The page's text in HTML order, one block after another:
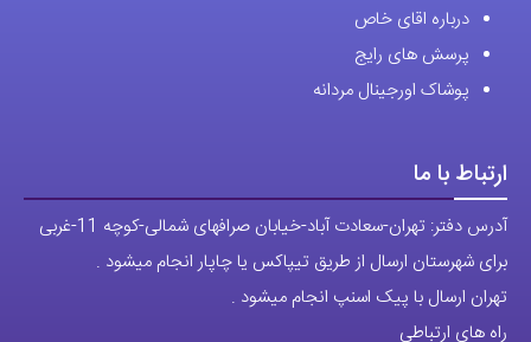
درباره اقای خاص
پرسش های رایج
پوشاک اورجینال مردانه
ارتباط با ما
آدرس دفتر: تهران-سعادت آباد-خیابان صرافهای شمالی-کوچه 11-غربی
برای شهرستان ارسال از طریق تیپاکس یا چاپار انجام میشود .
تهران ارسال با پیک اسنپ انجام میشود .
راه های ارتباطی